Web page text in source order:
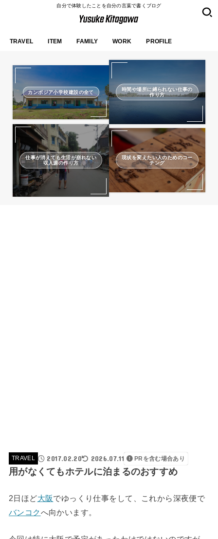
自分で体験したことを自分の言葉で書くブログ
TRAVEL ITEM FAMILY WORK PROFILE
カンボジア小学校建設の全て
時間や場所に縛られない仕事の
作り方
仕事が消えても生活が崩れない
収入源の作り方
現状を変えたい人のためのコー
チング
TRAVEL 2017.02.20 2026.07.11 PRを含む場合あり
用がなくてもホテルに泊まるのおすすめ
2日ほど大阪でゆっくり仕事をして、これから深夜便で
バンコクへ向かいます。